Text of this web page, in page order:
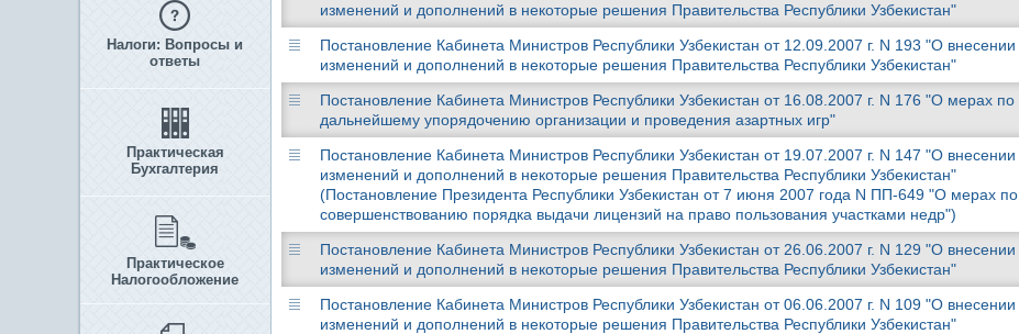
Налоги: Вопросы и
ответы
Практическая
Бухгалтерия
Практическое
Налогообложение
изменений и дополнений в некоторые решения Правительства Республики Узбекистан"
Постановление Кабинета Министров Республики Узбекистан от 12.09.2007 г. N 193 "О внесении
изменений и дополнений в некоторые решения Правительства Республики Узбекистан"
Постановление Кабинета Министров Республики Узбекистан от 16.08.2007 г. N 176 "О мерах по
дальнейшему упорядочению организации и проведения азартных игр"
Постановление Кабинета Министров Республики Узбекистан от 19.07.2007 г. N 147 "О внесении
изменений и дополнений в некоторые решения Правительства Республики Узбекистан"
(Постановление Президента Республики Узбекистан от 7 июня 2007 года N ПП-649 "О мерах по
совершенствованию порядка выдачи лицензий на право пользования участками недр")
Постановление Кабинета Министров Республики Узбекистан от 26.06.2007 г. N 129 "О внесении
изменений и дополнений в некоторые решения Правительства Республики Узбекистан"
Постановление Кабинета Министров Республики Узбекистан от 06.06.2007 г. N 109 "О внесении
изменений и дополнений в некоторые решения Правительства Республики Узбекистан"